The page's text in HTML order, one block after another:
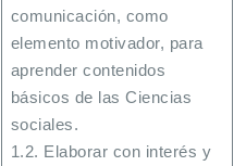
comunicación, como
elemento motivador, para
aprender contenidos
básicos de las Ciencias
sociales.
1.2. Elaborar con interés y